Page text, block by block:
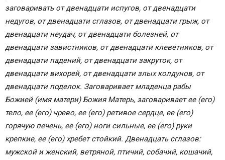
заговаривать от двенадцати испугов, от двенадцати
недугов, от двенадцати сглазов, от две­надцати грыж, от
двенадцати неудач, от двенадцати болезней, от
двенадцати завистников, от двенадцати клеветников, от
двенадцати падений, от двенадцати закруток, от
двенадцати вихорей, от двенадцати злых колдунов, от
двенадцати поделок. Заговаривает мла­денца рабы
Божией (имя матери) Божия Матерь, за­говаривает ее (его)
тело, ее (его) чрево, ее (его) ре­тивое сердце, ее (его)
горячую печень, ее (его) ноги сильные, ее (его) руки
крепкие, ее (его) хребет стой­кий. Двенадцать сглазов:
мужской и женский, ветря­ной, птичий, собачий, кошачий,